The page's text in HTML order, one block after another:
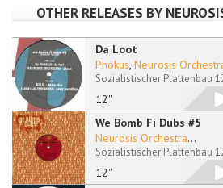
OTHER RELEASES BY
Da Loot
12''
Phokus, Neurosis
Sozialistischer Plattenbau
We Bomb Fi Dubs #5
12''
Neurosis Orchestra...
Sozialistischer Plattenbau